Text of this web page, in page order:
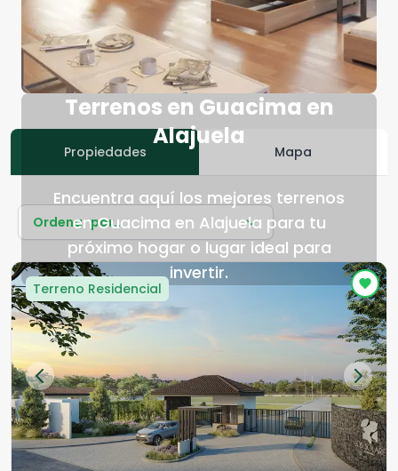
Terrenos en Guacima en
Alajuela
Encuentra aquí los mejores terrenos
en Guacima en Alajuela para tu
próximo hogar o lugar ideal para
invertir.
Propiedades Mapa
Ordenar por...
Terreno Residencial